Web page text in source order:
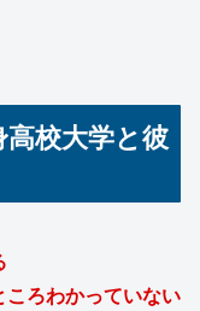
校大学と彼
ころわかっていない